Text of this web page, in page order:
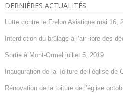
DERNIÈRES ACTUALITÉS
Lutte contre le Frelon Asiatique mai 16,
Interdiction du brûlage à l’air libre des
Sortie à Mont-Ormel juillet 5, 2019
Inauguration de la Toiture de l’église de
Rénovation de la toiture de l’église